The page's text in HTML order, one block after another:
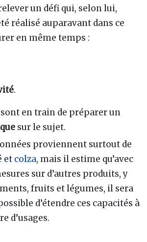
un défi qui, selon lui,
réalisé auparavant dans ce
en même temps :
.
en train de préparer un
sur le sujet.
proviennent surtout de
et colza, mais il estime qu’avec
sur d’autres produits, y
fruits et légumes, il sera
d’étendre ces capacités à
d’usages.